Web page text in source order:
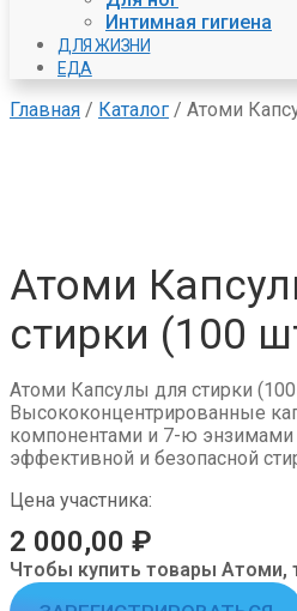
Интимная гигиена
ДЛЯ ЖИЗНИ
ЕДА
Главная / Каталог / Атоми
Атоми
стирки (100
Атоми Капсулы для стирки
Высококонцентрированные
компонентами и 7-ю энзимами
эффективной и безопасной
Цена участника:
2 000,00 ₽
Чтобы купить товары Атоми,